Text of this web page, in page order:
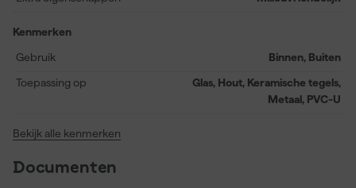
een rendement van circa 14 meter per liter en een eenvoudig
hechting van volgende verflagen optimaliseert. De primer is
ontworpen voor zowel binnen- als buitengebruik en wordt
geleverd in een kleur die lichter is dan de uiteindelijke laklaag,
Kenmerken
Gebruik
Binnen, Buiten
Toepassing op
Glas, Hout, Keramische tegels,
Metaal, PVC-U
Bekijk alle kenmerken
Documenten